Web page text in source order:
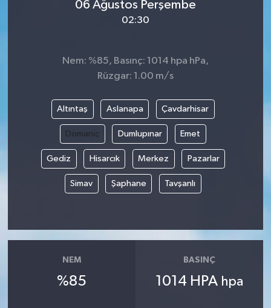
06 Ağustos Perşembe
02:30
Nem: %85, Basınç: 1014 hpa hPa,
Rüzgar: 1.00 m/s
Altıntaş Aslanapa Çavdarhisar
Domaniç Dumlupınar Emet
Gediz Hisarcık Merkez Pazarlar
Simav Şaphane Tavşanlı
NEM
%85
BASINÇ
1014 HPA hpa